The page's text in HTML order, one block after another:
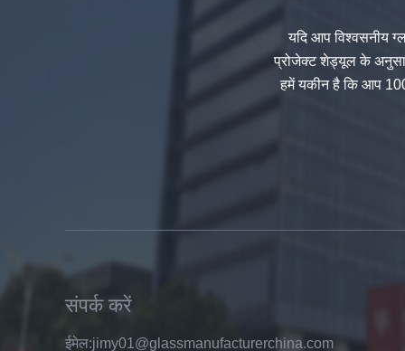
यदि आप विश्वसनीय
प्रोजेक्ट शेड्यूल के
हमें यकीन है कि आप
संपर्क करें
ईमेल:jimy01@glassmanufacturerchina.com